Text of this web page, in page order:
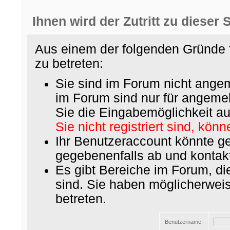
Ihnen wird der Zutritt zu dieser
Aus einem der folgenden
zu betreten:
Sie sind im Forum nicht
im Forum sind nur für
Sie die Eingabemöglichkeit
Sie nicht registriert sind,
Ihr Benutzeraccount könnte
gegebenenfalls ab und
Es gibt Bereiche im Forum,
sind. Sie haben
betreten.
Benutzername: